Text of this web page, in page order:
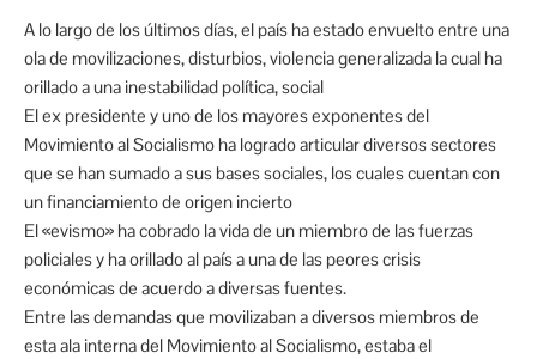
A lo largo de los últimos días, el país ha estado envuelto entre una
ola de movilizaciones, disturbios, violencia generalizada la cual ha
orillado a una inestabilidad política, social
El ex presidente y uno de los mayores exponentes del
Movimiento al Socialismo ha logrado articular diversos sectores
que se han sumado a sus bases sociales, los cuales cuentan con
un financiamiento de origen incierto
El «evismo» ha cobrado la vida de un miembro de las fuerzas
policiales y ha orillado al país a una de las peores crisis
económicas de acuerdo a diversas fuentes.
Entre las demandas que movilizaban a diversos miembros de
esta ala interna del Movimiento al Socialismo, estaba el